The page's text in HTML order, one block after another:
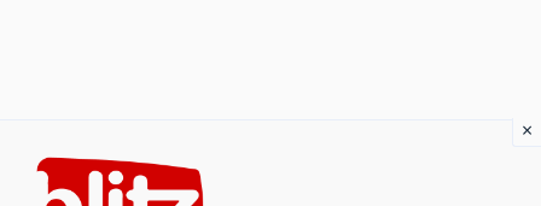
content
×